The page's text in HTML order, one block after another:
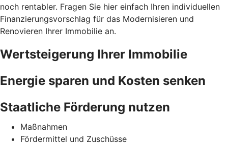
noch rentabler. Fragen Sie hier einfach Ihren individuellen
Finanzierungsvorschlag für das Modernisieren und
Renovieren Ihrer Immobilie an.
Wertsteigerung Ihrer Immobilie
Energie sparen und Kosten senken
Staatliche Förderung nutzen
Maßnahmen
Fördermittel und Zuschüsse